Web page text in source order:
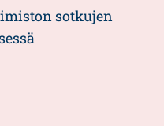
sotkujen